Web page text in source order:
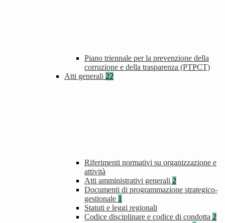
Piano triennale per la prevenzione della
corruzione e della trasparenza (PTPCT)
Atti generali 22
Riferimenti normativi su organizzazione e
attività
Atti amministrativi generali 2
Documenti di programmazione strategico-
gestionale 1
Statuti e leggi regionali
Codice disciplinare e codice di condotta 2